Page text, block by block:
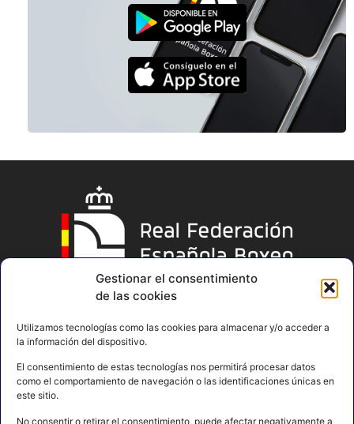
Gestionar el consentimiento
de las cookies
Utilizamos tecnologías como las cookies para almacenar y/o acceder a
la información del dispositivo.
El consentimiento de estas tecnologías nos permitirá procesar datos
como el comportamiento de navegación o las identificaciones únicas en
este sitio.
No consentir o retirar el consentimiento, puede afectar negativamente a